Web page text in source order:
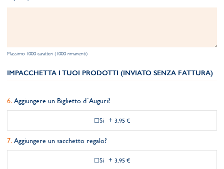
Massimo 1000 caratteri (1000 rimanenti)
IMPACCHETTA I TUOI PRODOTTI (INVIATO SENZA FATTURA)
Aggiungere un Biglietto d´Auguri?
Si + 3,95 €
Aggiungere un sacchetto regalo?
Si + 3,95 €